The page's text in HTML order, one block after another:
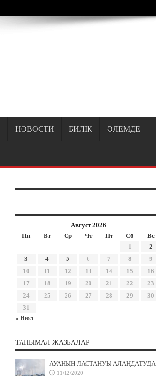
НОВОСТИ БИЛІК ӘЛЕМДЕ
Август 2026
Пн
Вт Ср Чт Пт Сб
Вс
1
2
3
4 5 6 7 8
9
10
11 12 13 14 15
16
17
18 19 20 21 22
23
24
25 26 27 28 29
30
31
« Июл
ТАНЫМАЛ ЖАЗБАЛАР
АУАНЫҢ ЛАСТАНУЫ АЛАҢДАТУДА
11/12/2020